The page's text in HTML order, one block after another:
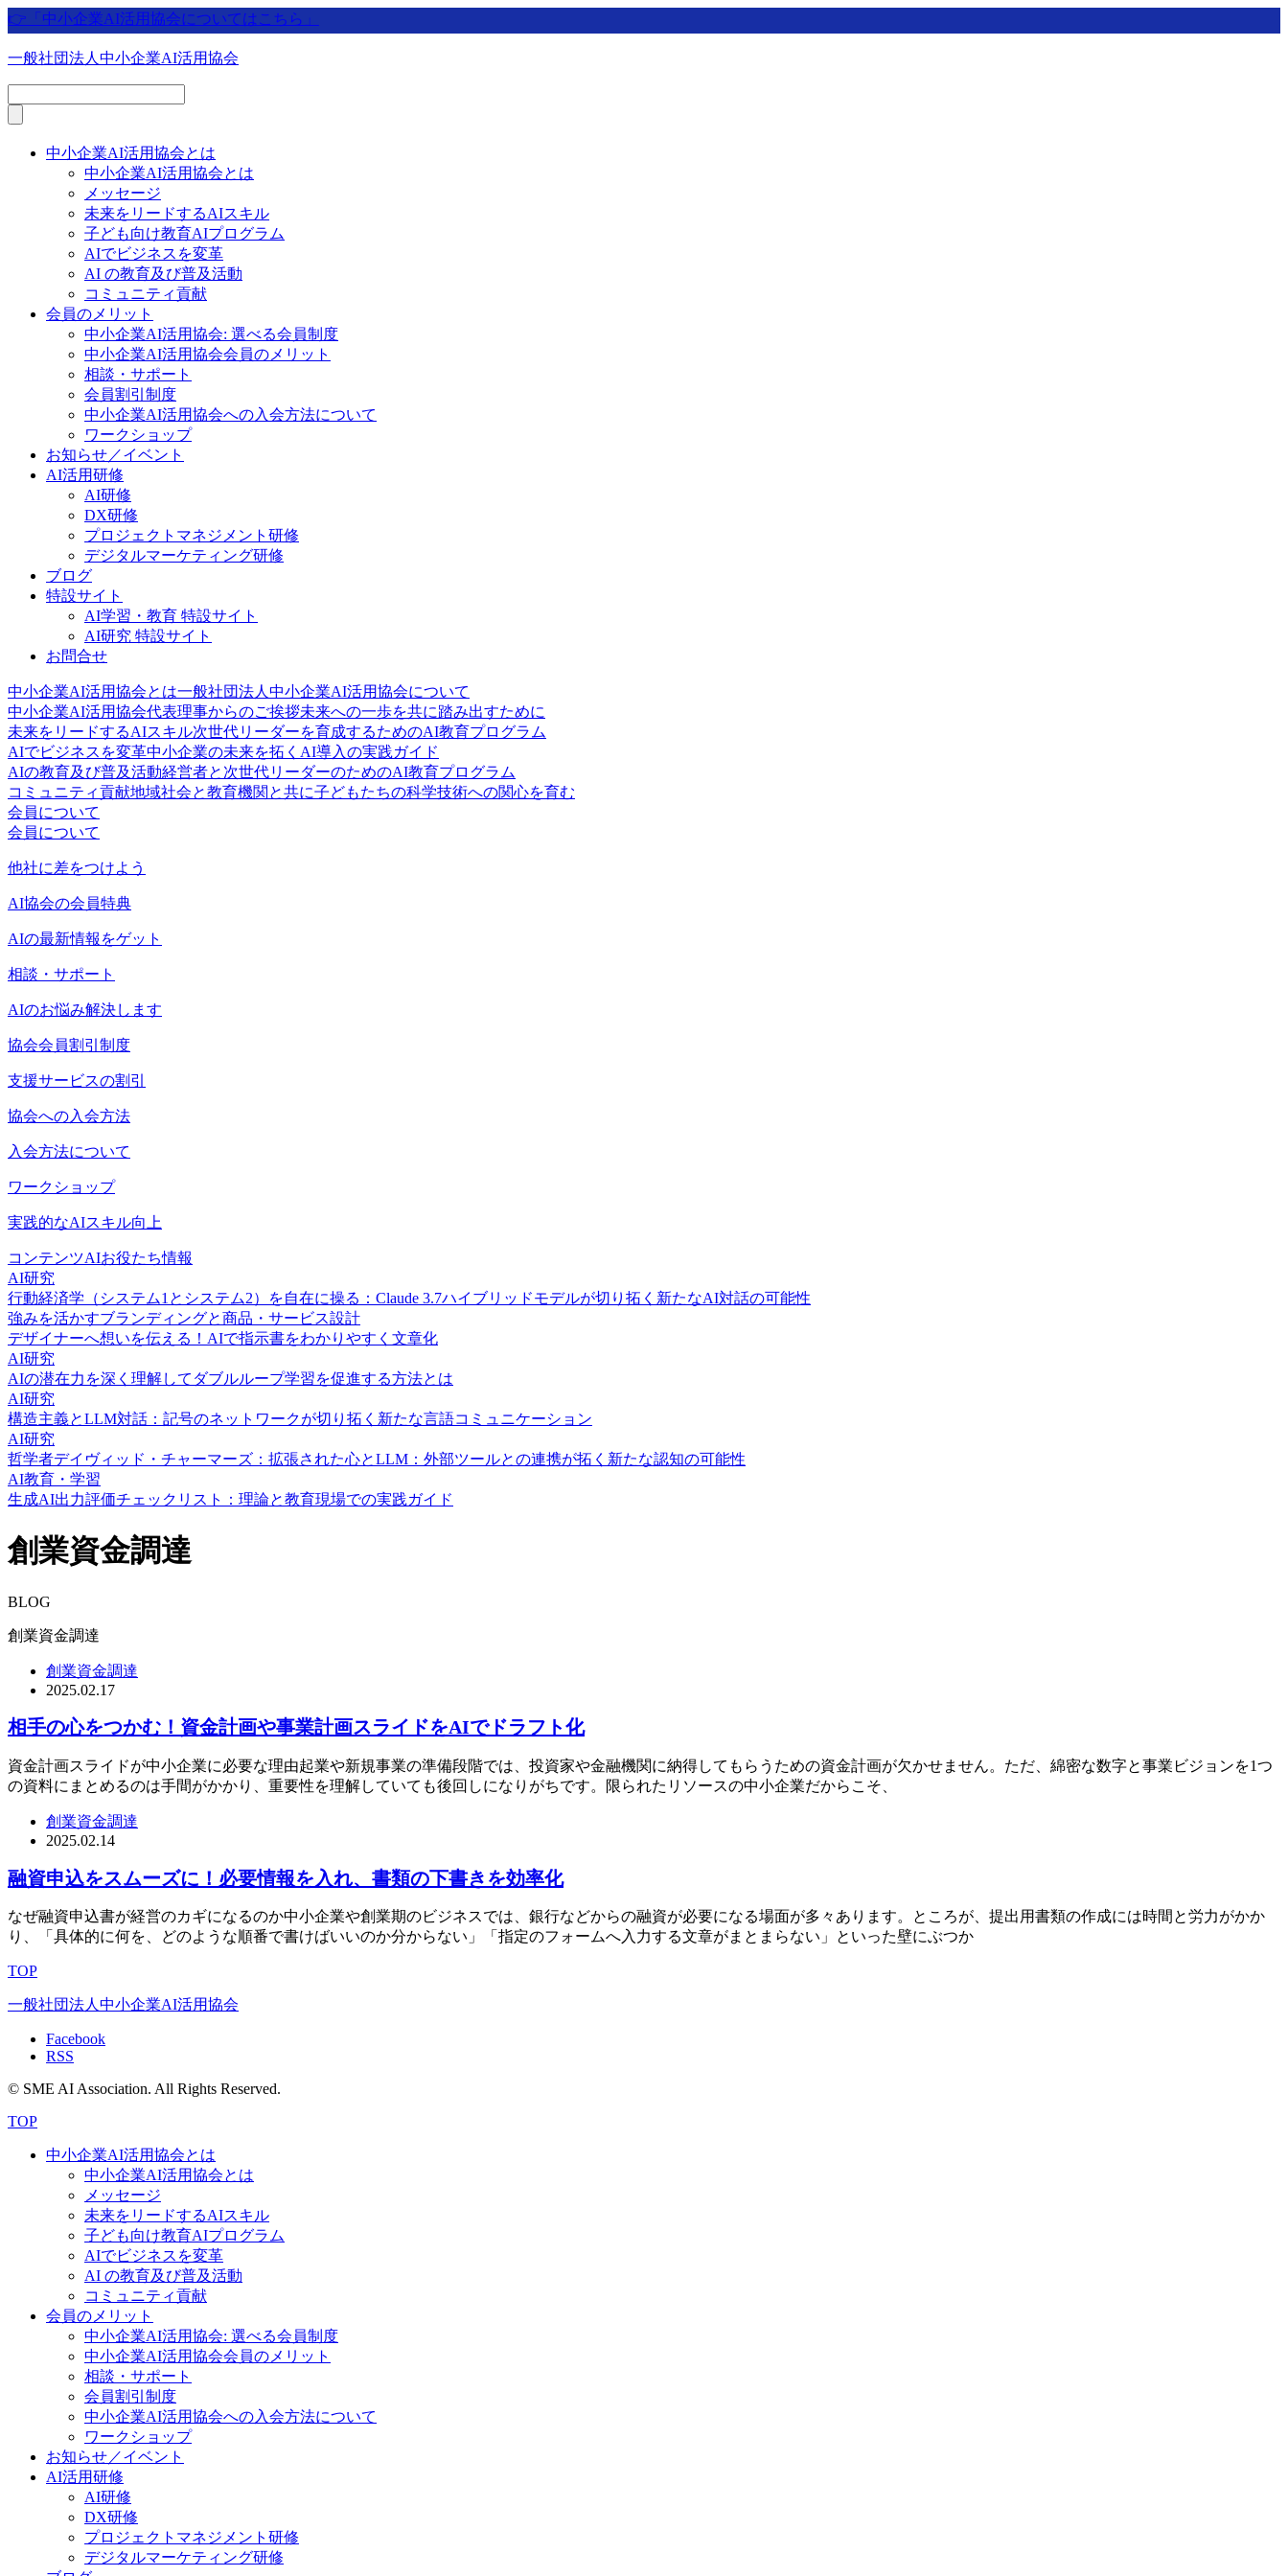
👉「中小企業AI活用協会についてはこちら」
一般社団法人中小企業AI活用協会
中小企業AI活用協会とは
中小企業AI活用協会とは
メッセージ
未来をリードするAIスキル
子ども向け教育AIプログラム
AIでビジネスを変革
AI の教育及び普及活動
コミュニティ貢献
会員のメリット
中小企業AI活用協会: 選べる会員制度
中小企業AI活用協会会員のメリット
相談・サポート
会員割引制度
中小企業AI活用協会への入会方法について
ワークショップ
お知らせ／イベント
AI活用研修
AI研修
DX研修
プロジェクトマネジメント研修
デジタルマーケティング研修
ブログ
特設サイト
AI学習・教育 特設サイト
AI研究 特設サイト
お問合せ
中小企業AI活用協会とは一般社団法人中小企業AI活用協会について
中小企業AI活用協会代表理事からのご挨拶未来への一歩を共に踏み出すために
未来をリードするAIスキル次世代リーダーを育成するためのAI教育プログラム
AIでビジネスを変革中小企業の未来を拓くAI導入の実践ガイド
AIの教育及び普及活動経営者と次世代リーダーのためのAI教育プログラム
コミュニティ貢献地域社会と教育機関と共に子どもたちの科学技術への関心を育む
会員について
会員について
他社に差をつけよう
AI協会の会員特典
AIの最新情報をゲット
相談・サポート
AIのお悩み解決します
協会会員割引制度
支援サービスの割引
協会への入会方法
入会方法について
ワークショップ
実践的なAIスキル向上
コンテンツAIお役たち情報
AI研究
行動経済学（システム1とシステム2）を自在に操る：Claude 3.7ハイブリッドモデルが切り拓く新たなAI対話の可能性
強みを活かすブランディングと商品・サービス設計
デザイナーへ想いを伝える！AIで指示書をわかりやすく文章化
AI研究
AIの潜在力を深く理解してダブルループ学習を促進する方法とは
AI研究
構造主義とLLM対話：記号のネットワークが切り拓く新たな言語コミュニケーション
AI研究
哲学者デイヴィッド・チャーマーズ：拡張された心とLLM：外部ツールとの連携が拓く新たな認知の可能性
AI教育・学習
生成AI出力評価チェックリスト：理論と教育現場での実践ガイド
創業資金調達
BLOG
創業資金調達
創業資金調達
2025.02.17
相手の心をつかむ！資金計画や事業計画スライドをAIでドラフト化
資金計画スライドが中小企業に必要な理由起業や新規事業の準備段階では、投資家や金融機関に納得してもらうための資金計画が欠かせません。ただ、綿密な数字と事業ビジョンを1つ
の資料にまとめるのは手間がかかり、重要性を理解していても後回しになりがちです。限られたリソースの中小企業だからこそ、
創業資金調達
2025.02.14
融資申込をスムーズに！必要情報を入れ、書類の下書きを効率化
なぜ融資申込書が経営のカギになるのか中小企業や創業期のビジネスでは、銀行などからの融資が必要になる場面が多々あります。ところが、提出用書類の作成には時間と労力がかか
り、「具体的に何を、どのような順番で書けばいいのか分からない」「指定のフォームへ入力する文章がまとまらない」といった壁にぶつか
TOP
一般社団法人中小企業AI活用協会
Facebook
RSS
© SME AI Association. All Rights Reserved.
TOP
中小企業AI活用協会とは
中小企業AI活用協会とは
メッセージ
未来をリードするAIスキル
子ども向け教育AIプログラム
AIでビジネスを変革
AI の教育及び普及活動
コミュニティ貢献
会員のメリット
中小企業AI活用協会: 選べる会員制度
中小企業AI活用協会会員のメリット
相談・サポート
会員割引制度
中小企業AI活用協会への入会方法について
ワークショップ
お知らせ／イベント
AI活用研修
AI研修
DX研修
プロジェクトマネジメント研修
デジタルマーケティング研修